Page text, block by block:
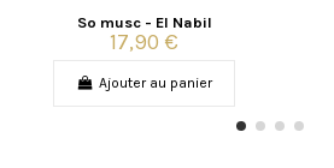
So musc - El Nabil
17,90 €
Ajouter au panier